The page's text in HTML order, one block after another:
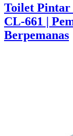
Toilet Pintar
CL-661 |
Berpemanas